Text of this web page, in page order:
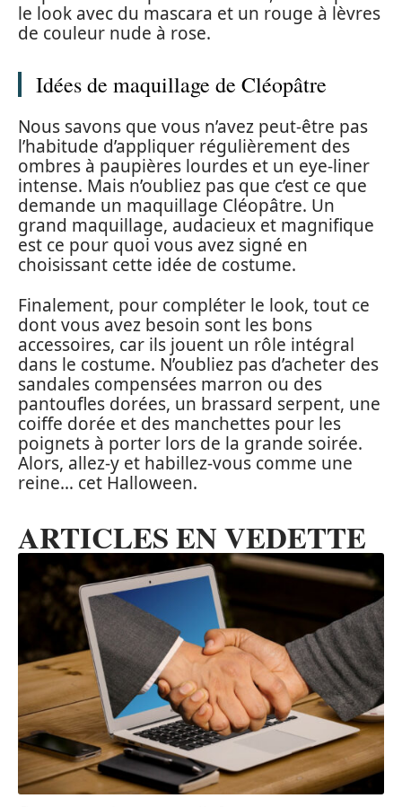
le look avec du mascara et un rouge à lèvres
de couleur nude à rose.
Idées de maquillage de Cléopâtre
Nous savons que vous n’avez peut-être pas
l’habitude d’appliquer régulièrement des
ombres à paupières lourdes et un eye-liner
intense. Mais n’oubliez pas que c’est ce que
demande un maquillage Cléopâtre. Un
grand maquillage, audacieux et magnifique
est ce pour quoi vous avez signé en
choisissant cette idée de costume.
Finalement, pour compléter le look, tout ce
dont vous avez besoin sont les bons
accessoires, car ils jouent un rôle intégral
dans le costume. N’oubliez pas d’acheter des
sandales compensées marron ou des
pantoufles dorées, un brassard serpent, une
coiffe dorée et des manchettes pour les
poignets à porter lors de la grande soirée.
Alors, allez-y et habillez-vous comme une
reine… cet Halloween.
ARTICLES EN VEDETTE